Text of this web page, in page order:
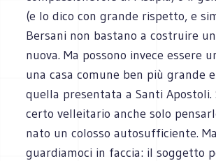
(e lo dico con grande rispetto, e
Bersani non bastano a costruire
nuova. Ma possono invece essere
una casa comune ben più grande
quella presentata a Santi Apostoli.
certo velleitario anche solo
nato un colosso autosufficiente. Ma
guardiamoci in faccia: il soggetto